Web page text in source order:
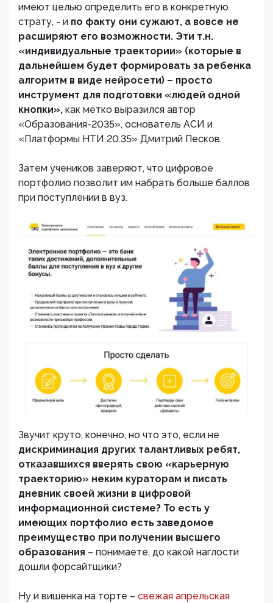
имеют целью определить его в конкретную
страту, - и по факту они сужают, а вовсе не
расширяют его возможности. Эти т.н.
«индивидуальные траектории» (которые в
дальнейшем будет формировать за ребенка
алгоритм в виде нейросети) – просто
инструмент для подготовки «людей одной
кнопки», как метко выразился автор
«Образования-2035», основатель АСИ и
«Платформы НТИ 20.35» Дмитрий Песков.
Затем учеников заверяют, что цифровое
портфолио позволит им набрать больше баллов
при поступлении в вуз.
Звучит круто, конечно, но что это, если не
дискриминация других талантливых ребят,
отказавшихся вверять свою «карьерную
траекторию» неким кураторам и писать
дневник своей жизни в цифровой
информационной системе? То есть у
имеющих портфолио есть заведомое
преимущество при получении высшего
образования – понимаете, до какой наглости
дошли форсайтщики?
Ну и вишенка на торте – свежая апрельская